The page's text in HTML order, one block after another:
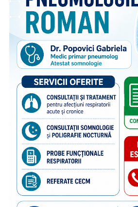
acestora. Pe lângă activitățile
diaspora, campania include acțiuni
grija cărora rămân copiii, membrilor
specialiștilor din domeniile
cu scopul de a susține bunăstarea
menținerea relației acestora cu
străinătate. Campania se bucură de
Naționale pentru Protecția Drepturilor
a Poliției de Frontieră Române și
Cluj-Napoca, Iași, Suceava.
“Poliția de Frontieră Română este
Salvați Copiii în acest demers de
deoarece știm că, dincolo de
familie care au nevoie de sprijin. În
susținut împreună transmiterea